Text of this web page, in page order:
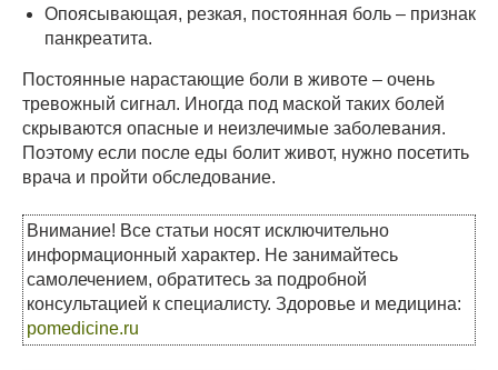
Опоясывающая, резкая, постоянная боль – признак
панкреатита.
Постоянные нарастающие боли в животе – очень
тревожный сигнал. Иногда под маской таких болей
скрываются опасные и неизлечимые заболевания.
Поэтому если после еды болит живот, нужно посетить
врача и пройти обследование.
Внимание! Все статьи носят исключительно
информационный характер. Не занимайтесь
самолечением, обратитесь за подробной
консультацией к специалисту. Здоровье и медицина:
pomedicine.ru